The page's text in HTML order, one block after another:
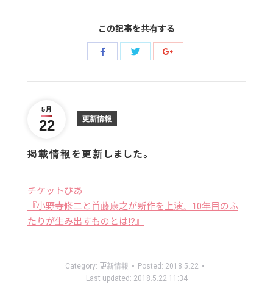
この記事を共有する
Share
Share
5月
22 更新情報
掲載情報を更新しました。
チケットぴあ
『小野寺修二と首藤康之が新作を上演。10年目のふ
たりが生み出すものとは!?』
Category: 更新情報 Posted: 2018.5.22
Last updated: 2018.5.22 11:34